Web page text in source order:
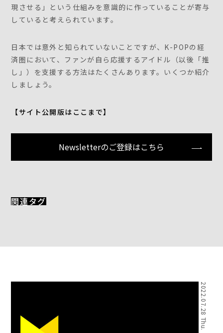
現させる」という仕組みを意識的に作っていることが寄与
していると考えられています。
日本では意外と知られていないことですが、K-POPの経
済圏において、ファンが自ら応援するアイドル（以後「推
し」）を支援する方法はたくさんあります。いくつか紹介
しましょう。
【サイト公開版はここまで】
Newsletterのご登録はこちら
関連タグ
2022.07.28 Thu.